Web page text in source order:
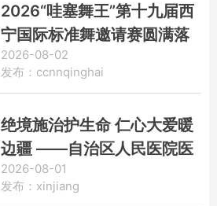
2026“哇塞舞王”第十九届西
宁国际标准舞邀请赛圆满落
幕 900余名舞者燃动夏都
2026-08-02
发布：ccnnqinghai
绝境施治护生命 仁心大爱暖
边疆 ——自治区人民医院医
护团队高难度救治喀什危重
患者纪实
2026-08-01
发布：xinjiang